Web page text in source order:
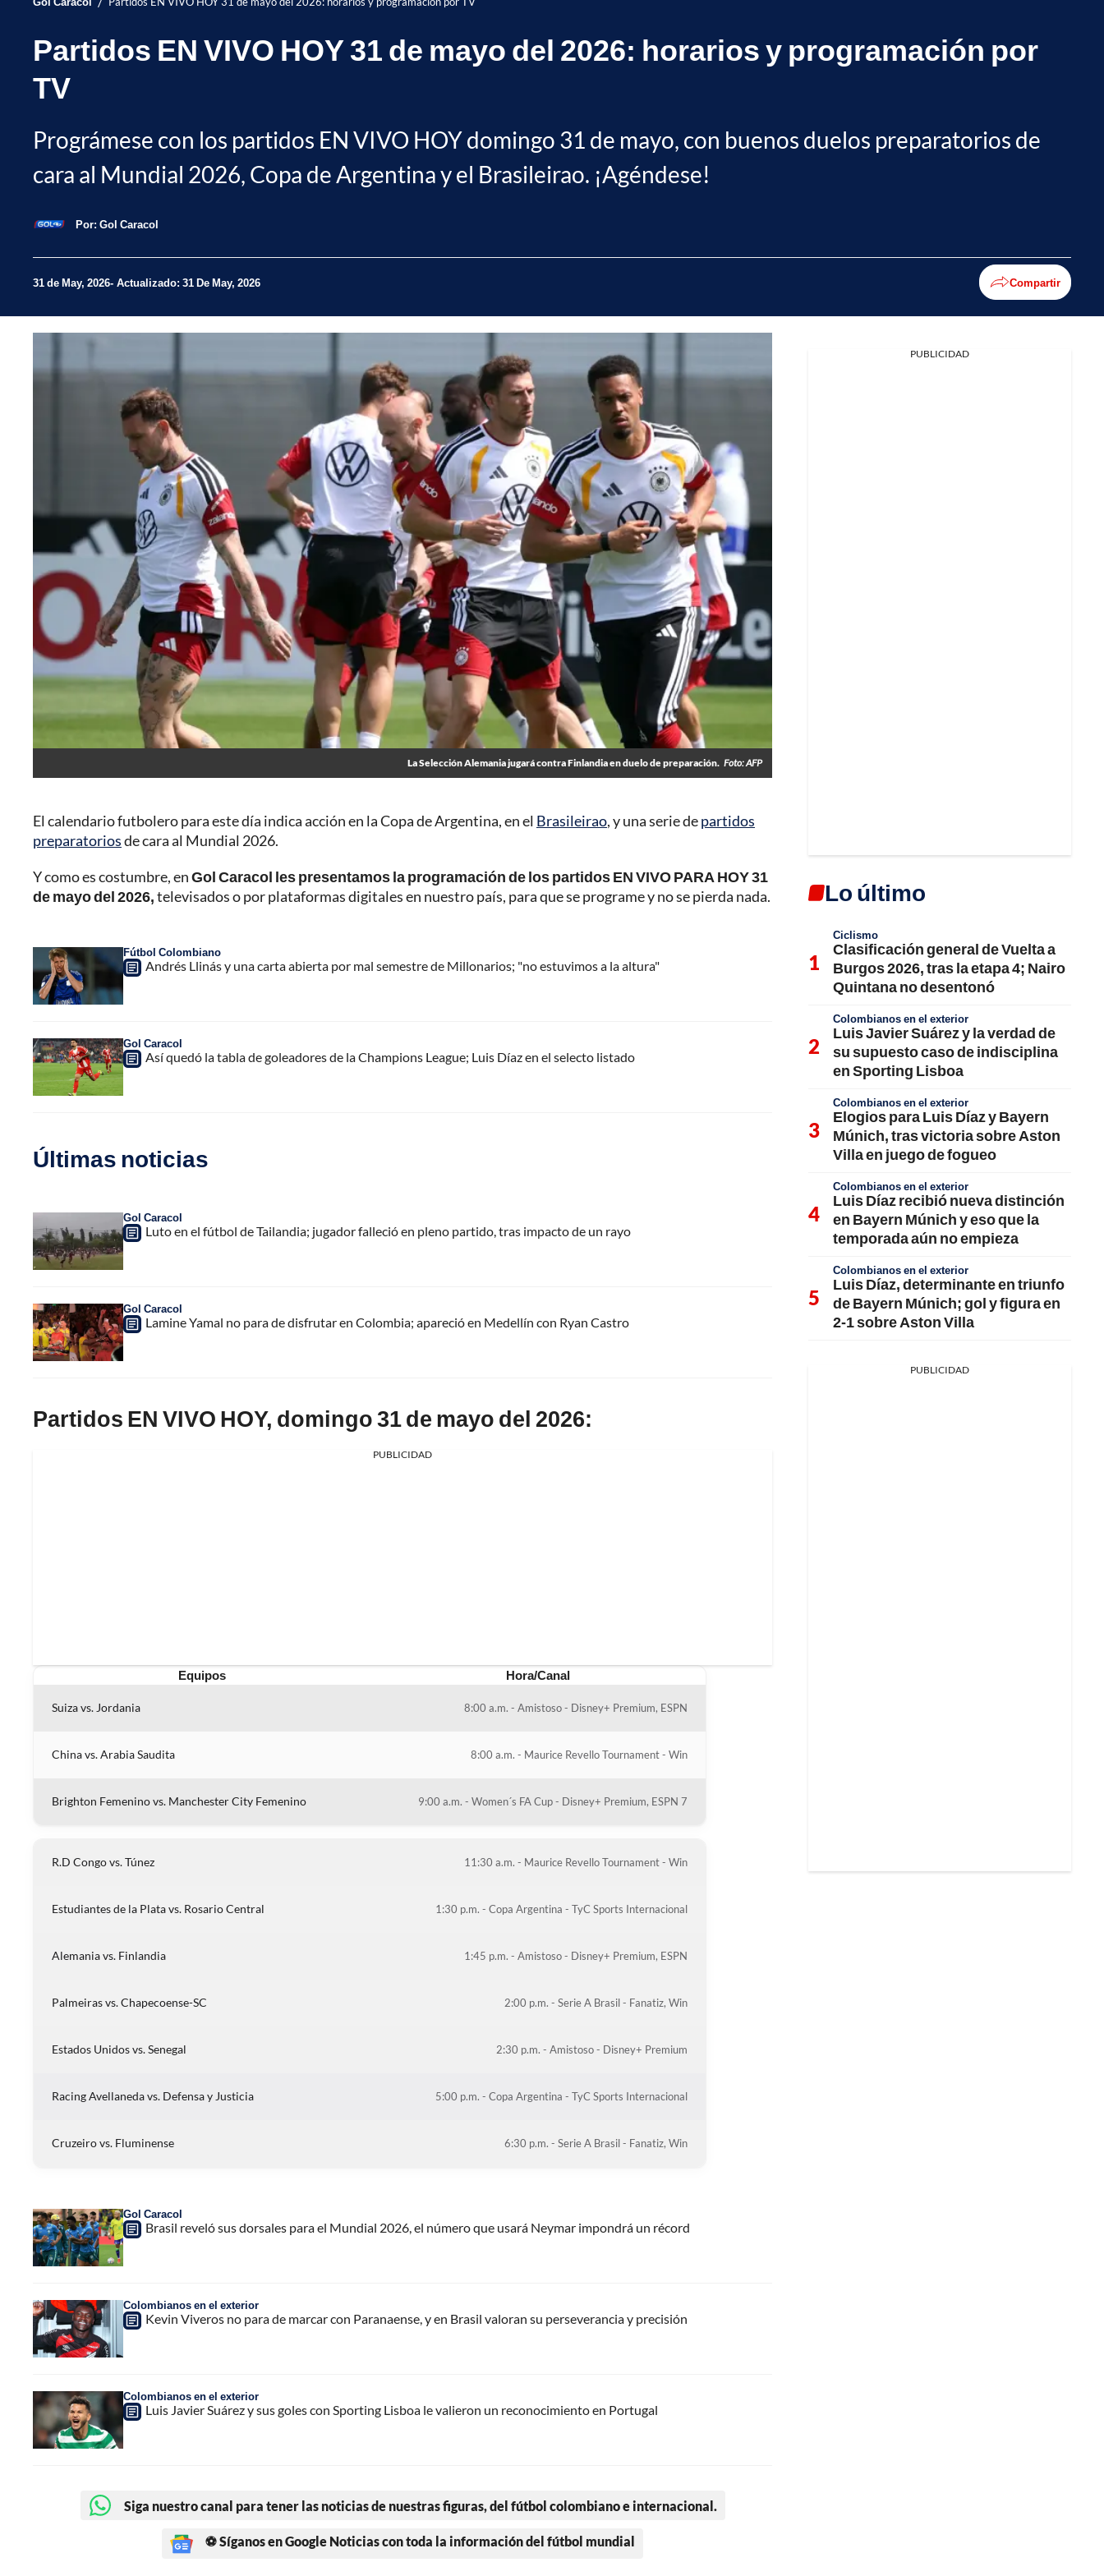
Partidos EN VIVO HOY 31 de mayo del 2026: horarios y programación por
TV
Prográmese con los partidos EN VIVO HOY domingo 31 de mayo, con buenos duelos preparatorios de
cara al Mundial 2026, Copa de Argentina y el Brasileirao. ¡Agéndese!
Por: Gol Caracol
31 de May, 2026 Actualizado: 31 De May, 2026 Compartir
La Selección Alemania jugará contra Finlandia en duelo de preparación. Foto: AFP
El calendario futbolero para este día indica acción en la Copa de Argentina, en el Brasileirao, y una serie departidos
preparatoriosde cara al Mundial 2026.
Y como es costumbre, enGol Caracol les presentamos la programación de los partidos EN VIVO PARA HOY 31
de mayo del 2026,televisados o por plataformas digitales en nuestro país, para que se programe y no se pierda nada.
Fútbol Colombiano
Andrés Llinás y una carta abierta por mal semestre de Millonarios; "no estuvimos a la altura"
Gol Caracol
Así quedó la tabla de goleadores de la Champions League; Luis Díaz en el selecto listado
Últimas noticias
Gol Caracol
Luto en el fútbol de Tailandia; jugador falleció en pleno partido, tras impacto de un rayo
Gol Caracol
Lamine Yamal no para de disfrutar en Colombia; apareció en Medellín con Ryan Castro
Partidos EN VIVO HOY, domingo 31 de mayo del 2026:
PUBLICIDAD
Equipos Hora/Canal
Suiza vs. Jordania 8:00 a.m. - Amistoso - Disney+ Premium, ESPN
China vs. Arabia Saudita 8:00 a.m. - Maurice Revello Tournament - Win
Brighton Femenino vs. Manchester City Femenino 9:00 a.m. - Women´s FA Cup - Disney+ Premium, ESPN 7
R.D Congo vs. Túnez 11:30 a.m. - Maurice Revello Tournament - Win
Estudiantes de la Plata vs. Rosario Central 1:30 p.m. - Copa Argentina - TyC Sports Internacional
Alemania vs. Finlandia 1:45 p.m. - Amistoso - Disney+ Premium, ESPN
Palmeiras vs. Chapecoense-SC 2:00 p.m. - Serie A Brasil - Fanatiz, Win
Estados Unidos vs. Senegal 2:30 p.m. - Amistoso - Disney+ Premium
Racing Avellaneda vs. Defensa y Justicia 5:00 p.m. - Copa Argentina - TyC Sports Internacional
Cruzeiro vs. Fluminense 6:30 p.m. - Serie A Brasil - Fanatiz, Win
Gol Caracol
Brasil reveló sus dorsales para el Mundial 2026, el número que usará Neymar impondrá un récord
Colombianos en el exterior
Kevin Viveros no para de marcar con Paranaense, y en Brasil valoran su perseverancia y precisión
Colombianos en el exterior
Luis Javier Suárez y sus goles con Sporting Lisboa le valieron un reconocimiento en Portugal
Siga nuestro canal para tener las noticias de nuestras figuras, del fútbol colombiano e internacional.
⚽ Síganos en Google Noticias con toda la información del fútbol mundial
PUBLICIDAD
Lo último
Ciclismo
Clasificación general de Vuelta a
Burgos 2026, tras la etapa 4; Nairo
Quintana no desentonó
Colombianos en el exterior
Luis Javier Suárez y la verdad de
su supuesto caso de indisciplina
en Sporting Lisboa
Colombianos en el exterior
Elogios para Luis Díaz y Bayern
Múnich, tras victoria sobre Aston
Villa en juego de fogueo
Colombianos en el exterior
Luis Díaz recibió nueva distinción
en Bayern Múnich y eso que la
temporada aún no empieza
Colombianos en el exterior
Luis Díaz, determinante en triunfo
de Bayern Múnich; gol y figura en
2-1 sobre Aston Villa
PUBLICIDAD